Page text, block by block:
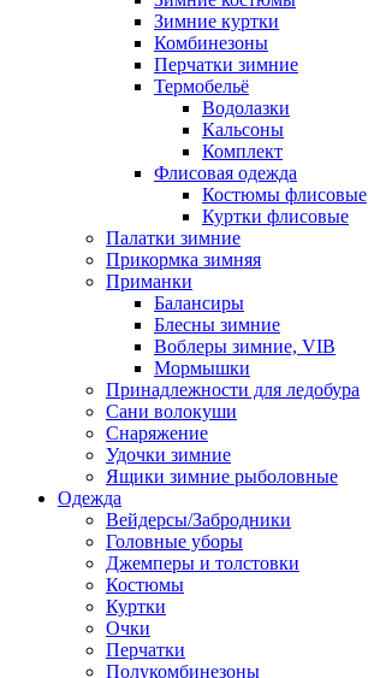
Зимние куртки
Комбинезоны
Перчатки зимние
Термобельё
Водолазки
Кальсоны
Комплект
Флисовая одежда
Костюмы флисовые
Куртки флисовые
Палатки зимние
Прикормка зимняя
Приманки
Балансиры
Блесны зимние
Воблеры зимние, VIB
Мормышки
Принадлежности для ледобура
Сани волокуши
Снаряжение
Удочки зимние
Ящики зимние рыболовные
Одежда
Вейдерсы/Забродники
Головные уборы
Джемперы и толстовки
Костюмы
Куртки
Очки
Перчатки
Полукомбинезоны